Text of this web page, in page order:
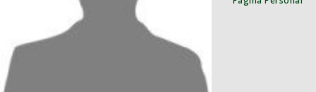
ACTIVITATS